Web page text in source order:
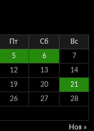
Пт Сб Вс
5 6 7
12 13 14
19 20 21
26 27 28
Ноя »